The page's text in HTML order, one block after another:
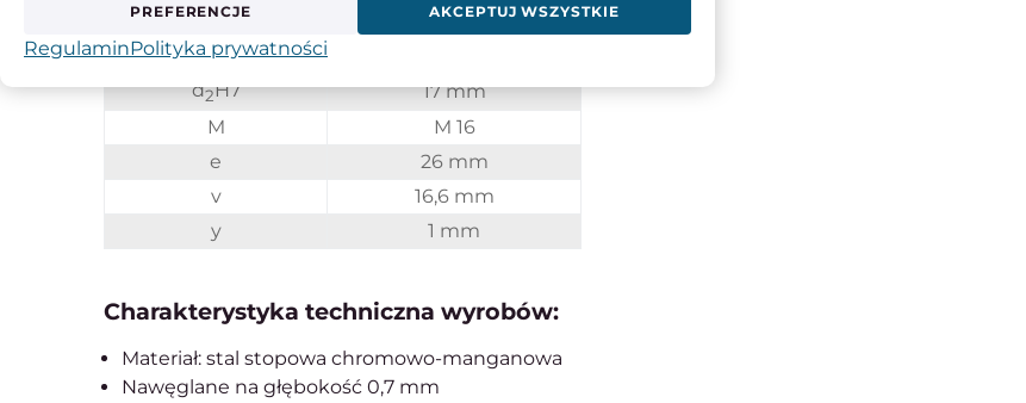
t
22,6 mm
d
d2H7
17 mm
M
M 16
e
26 mm
v
16,6 mm
y
1 mm
Charakterystyka techniczna wyrobów:
Materiał: stal stopowa chromowo-manganowa
Nawęglane na głębokość 0,7 mm
PREFERENCJE AKCEPTUJ WSZYSTKIE
RegulaminPolityka prywatności